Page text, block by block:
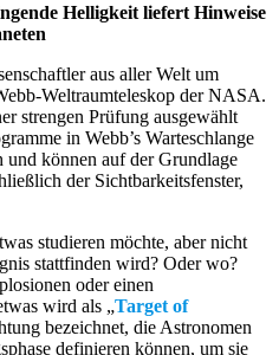
Helligkeit liefert Hinweise
aus aller Welt um
Weltraumteleskop der NASA.
strengen Prüfung ausgewählt
in Webb’s Warteschlange
können auf der Grundlage
der Sichtbarkeitsfenster,
studieren möchte, aber nicht
stattfinden wird? Oder wo?
oder einen
wird als „Target of
bezeichnet, die Astronomen
definieren können, um sie